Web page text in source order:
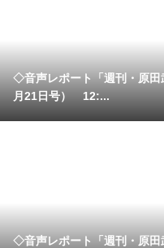
◇音声レポート「週刊・原田
月21日号） 12:...
◇音声レポート「週刊・原田